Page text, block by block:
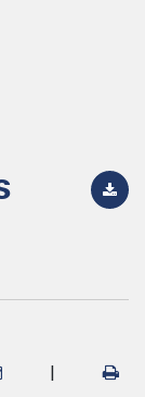
|